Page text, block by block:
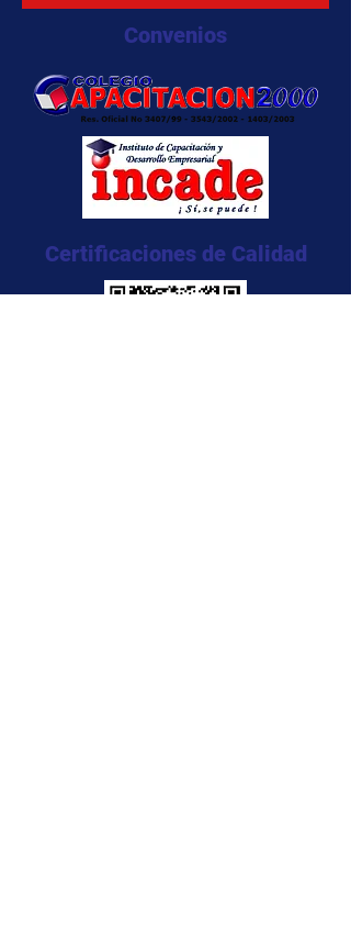
Convenios
Certificaciones de Calidad